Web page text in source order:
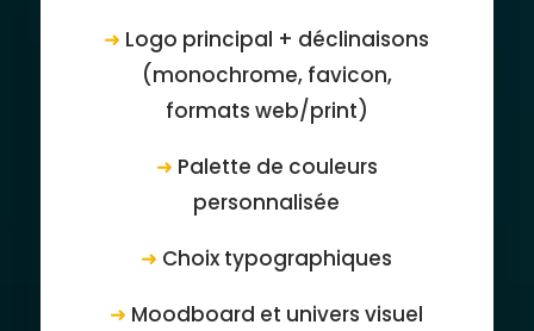
➜ Logo principal + déclinaisons
(monochrome, favicon,
formats web/print)
➜ Palette de couleurs
personnalisée
➜ Choix typographiques
➜ Moodboard et univers visuel